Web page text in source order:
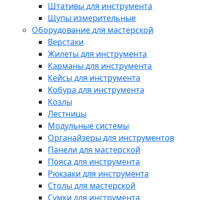
Штативы для инструмента
Щупы измерительные
Оборудование для мастерской
Верстаки
Жилеты для инструмента
Карманы для инструмента
Кейсы для инструмента
Кобура для инструмента
Козлы
Лестницы
Модульные системы
Органайзеры для инструментов
Панели для мастерской
Пояса для инструмента
Рюкзаки для инструмента
Столы для мастерской
Сумки для инструмента